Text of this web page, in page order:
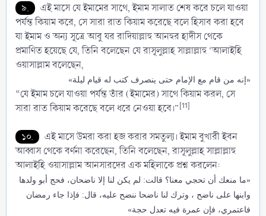
৯.
এই মাসে যে ইমামের সাথে, ইমাম সালাত শেষ করে চলে যাওয়া
পর্যন্ত কিয়াম করে, সে সারা রাত কিয়াম করেছে বলে হিসাব করা হবে
যা ইমাম ও অন্য সূত্রে আবু যর রাদিয়াল্লাহু আনহুর হাদীস থেকে
প্রমাণিত হয়েছে যে, তিনি বলেছেন যে রাসূলুল্লাহ সাল্লাল্লাহু ‘আলাইহি
ওয়াসাল্লাম বলেছেন,
«إنه من قام مع الإمام حتى ينصرف كتب له قيام ليلة»
“যে ইমাম চলে যাওয়া পর্যন্ত তাঁর (ইমামের) সাথে কিয়াম করল, সে
সারা রাত কিয়াম করেছে বলে ধরে নেওয়া হবে।”[11]
১০.
এই মাসে উমরা করা হজ করার সমতুল্য। ইমাম বুখারী ইবন
আব্বাস থেকে বর্ণনা করেছেন, তিনি বলেছেন, রাসূলুল্লাহ সাল্লাল্লাহু
আলাইহি ওয়াসাল্লাম আনসারদের এক মহিলাকে প্রশ্ন করলেন:
«ما منعك أن تحجي معنا؟ قالت: لم يكن لنا إلا ناضحان، فحج أبو ولدها
وابنها على ناضح ، وترك لنا ناضحا ننضح عليه، قال: فإذا جاء رمضان
فاعتمري، فإن عمرة فيه تعدل حجة»